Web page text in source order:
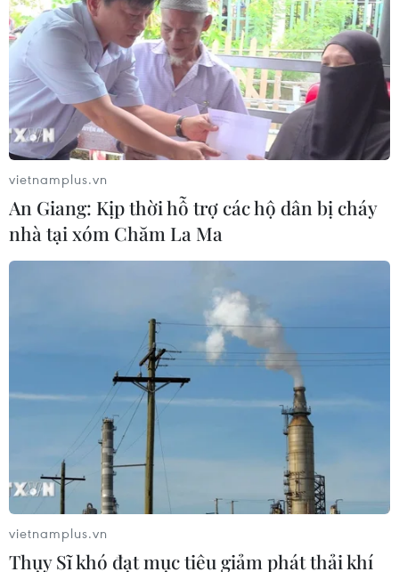
vietnamplus.vn
An Giang: Kịp thời hỗ trợ các hộ dân bị cháy
nhà tại xóm Chăm La Ma
vietnamplus.vn
Thụy Sĩ khó đạt mục tiêu giảm phát thải khí